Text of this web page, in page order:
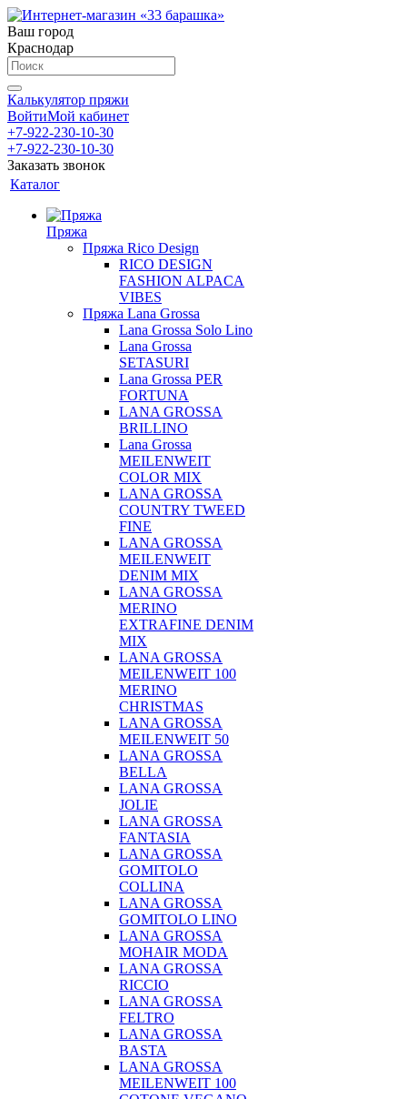
Ваш город
Краснодар
Калькулятор пряжи
ВойтиМой кабинет
+7-922-230-10-30
+7-922-230-10-30
Заказать звонок
Каталог
Пряжа
Пряжа Rico Design
RICO DESIGN
FASHION ALPACA
VIBES
Пряжа Lana Grossa
Lana Grossa Solo Lino
Lana Grossa
SETASURI
Lana Grossa PER
FORTUNA
LANA GROSSA
BRILLINO
Lana Grossa
MEILENWEIT
COLOR MIX
LANA GROSSA
COUNTRY TWEED
FINE
LANA GROSSA
MEILENWEIT
DENIM MIX
LANA GROSSA
MERINO
EXTRAFINE DENIM
MIX
LANA GROSSA
MEILENWEIT 100
MERINO
CHRISTMAS
LANA GROSSA
MEILENWEIT 50
LANA GROSSA
BELLA
LANA GROSSA
JOLIE
LANA GROSSA
FANTASIA
LANA GROSSA
GOMITOLO
COLLINA
LANA GROSSA
GOMITOLO LINO
LANA GROSSA
MOHAIR MODA
LANA GROSSA
RICCIO
LANA GROSSA
FELTRO
LANA GROSSA
BASTA
LANA GROSSA
MEILENWEIT 100